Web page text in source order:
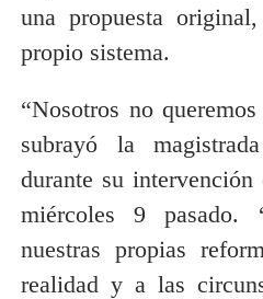
una propuesta
propio sistema.
“Nosotros no
subrayó la
durante su
miércoles 9 pasado.
nuestras propias
realidad y a las